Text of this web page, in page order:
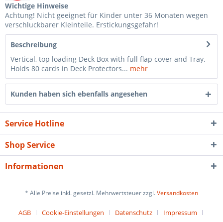
Wichtige Hinweise
Achtung! Nicht geeignet für Kinder unter 36 Monaten wegen
verschluckbarer Kleinteile. Erstickungsgefahr!
Beschreibung
Vertical, top loading Deck Box with full flap cover and Tray.
Holds 80 cards in Deck Protectors... mehr
Kunden haben sich ebenfalls angesehen
Service Hotline
Shop Service
Informationen
* Alle Preise inkl. gesetzl. Mehrwertsteuer zzgl.Versandkosten
AGB Cookie-Einstellungen Datenschutz Impressum